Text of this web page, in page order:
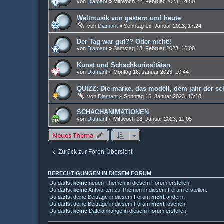
von Diamant » Mittwoch 22. Februar 2023, 14:50
Weltmusik von gestern und heute
von Diamant » Sonntag 15. Januar 2023, 17:24
Der Tag war gut?? Oder nicht!!
von Diamant » Samstag 18. Februar 2023, 16:00
Kunst und Schachkuriositäten
von Diamant » Montag 16. Januar 2023, 10:44
QUIZZ: Die marke, das modell, dem jahr der
von Diamant » Sonntag 15. Januar 2023, 13:10
SCHACHANIMATIONEN
von Diamant » Mittwoch 18. Januar 2023, 11:05
Neues Thema
Zurück zur Foren-Übersicht
BERECHTIGUNGEN IN DIESEM FORUM
Du darfst keine neuen Themen in diesem Forum erstellen.
Du darfst keineAntworten zu Themen in diesem Forum erstellen.
Du darfst deine Beiträge in diesem Forum nicht ändern.
Du darfst deine Beiträge in diesem Forum nicht löschen.
Du darfst keine Dateianhänge in diesem Forum erstellen.